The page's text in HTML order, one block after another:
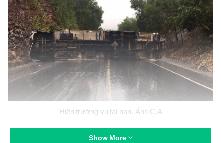
Hiện trường vụ tai nạn. Ảnh C.A
Show More